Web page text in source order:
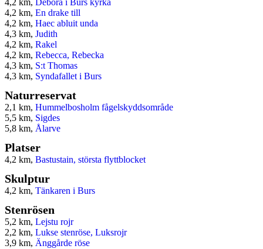
4,2 km, Debora i Burs kyrka
4,2 km, En drake till
4,2 km, Haec abluit unda
4,3 km, Judith
4,2 km, Rakel
4,2 km, Rebecca, Rebecka
4,3 km, S:t Thomas
4,3 km, Syndafallet i Burs
Naturreservat
2,1 km, Hummelbosholm fågelskyddsområde
5,5 km, Sigdes
5,8 km, Ålarve
Platser
4,2 km, Bastustain, största flyttblocket
Skulptur
4,2 km, Tänkaren i Burs
Stenrösen
5,2 km, Lejstu rojr
2,2 km, Lukse stenröse, Luksrojr
3,9 km, Änggårde röse